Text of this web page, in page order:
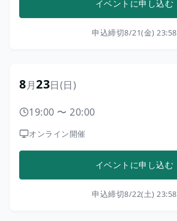
イベントに申し込む
申込締切8/21(金) 23:58
8月23日(日)
19:00 〜 20:00
オンライン開催
イベントに申し込む
申込締切8/22(土) 23:58